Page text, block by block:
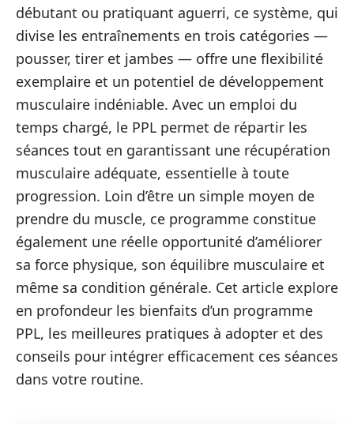
débutant ou pratiquant aguerri, ce système, qui
divise les entraînements en trois catégories —
pousser, tirer et jambes — offre une flexibilité
exemplaire et un potentiel de développement
musculaire indéniable. Avec un emploi du
temps chargé, le PPL permet de répartir les
séances tout en garantissant une récupération
musculaire adéquate, essentielle à toute
progression. Loin d’être un simple moyen de
prendre du muscle, ce programme constitue
également une réelle opportunité d’améliorer
sa force physique, son équilibre musculaire et
même sa condition générale. Cet article explore
en profondeur les bienfaits d’un programme
PPL, les meilleures pratiques à adopter et des
conseils pour intégrer efficacement ces séances
dans votre routine.